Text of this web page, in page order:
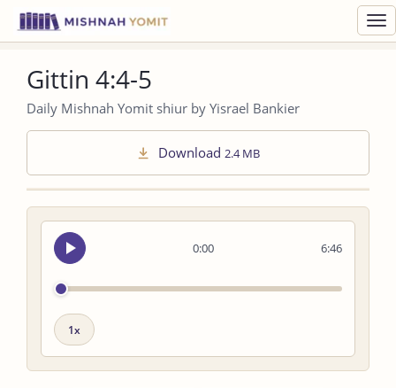
Gittin 4:4-5
Daily Mishnah Yomit shiur by Yisrael Bankier
Download 2.4 MB
0:00
Seek
audio
6:46
Playback